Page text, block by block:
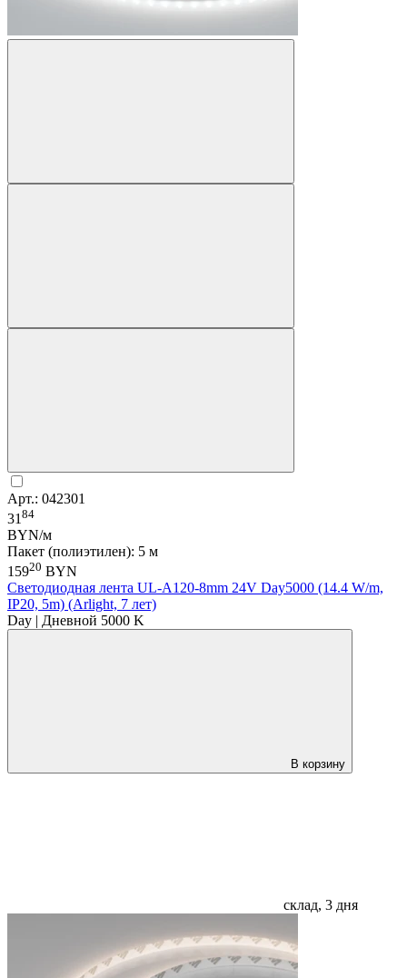
Арт.: 042301
31 84
BYN/м
Пакет (полиэтилен): 5 м
15920 BYN
Светодиодная лента UL-A120-8mm 24V Day5000 (14.4 W/m,
IP20, 5m) (Arlight, 7 лет)
Day | Дневной 5000 K
В корзину
склад, 3 дня